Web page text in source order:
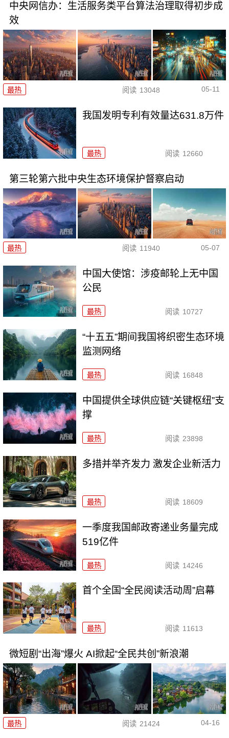
中央网信办：生活服务类平台算法治理取得初步成
效
最热 阅读 13048 05-11
我国发明专利有效量达631.8万件
最热 阅读 12660
第三轮第六批中央生态环境保护督察启动
最热 阅读 11940 05-07
中国大使馆：涉疫邮轮上无中国
公民
最热 阅读 10727
“十五五”期间我国将织密生态环境
监测网络
最热 阅读 16848
中国提供全球供应链“关键枢纽”支
撑
最热 阅读 23898
多措并举齐发力 激发企业新活力
最热 阅读 18609
一季度我国邮政寄递业务量完成
519亿件
最热 阅读 14246
首个全国“全民阅读活动周”启幕
最热 阅读 11613
微短剧“出海”爆火 AI掀起“全民共创”新浪潮
最热 阅读 21424 04-16